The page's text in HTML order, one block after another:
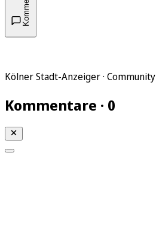
Kölner Stadt-Anzeiger · Community
Kommentare · 0